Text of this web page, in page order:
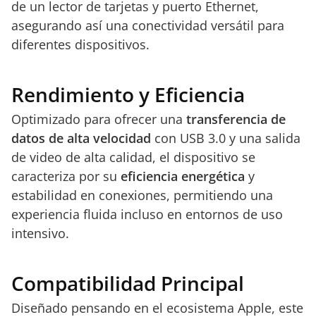
de un lector de tarjetas y puerto Ethernet,
asegurando así una conectividad versátil para
diferentes dispositivos.
Rendimiento y Eficiencia
Optimizado para ofrecer una transferencia de
datos de alta velocidad con USB 3.0 y una salida
de video de alta calidad, el dispositivo se
caracteriza por su eficiencia energética y
estabilidad en conexiones, permitiendo una
experiencia fluida incluso en entornos de uso
intensivo.
Compatibilidad Principal
Diseñado pensando en el ecosistema Apple, este